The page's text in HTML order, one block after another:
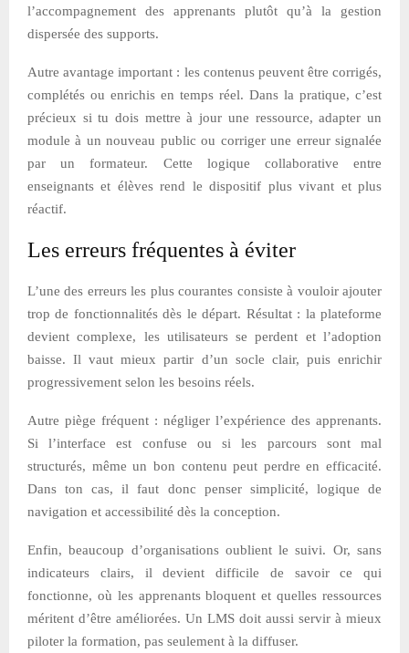
l’accompagnement des apprenants plutôt qu’à la gestion
dispersée des supports.
Autre avantage important : les contenus peuvent être corrigés,
complétés ou enrichis en temps réel. Dans la pratique, c’est
précieux si tu dois mettre à jour une ressource, adapter un
module à un nouveau public ou corriger une erreur signalée
par un formateur. Cette logique collaborative entre
enseignants et élèves rend le dispositif plus vivant et plus
réactif.
Les erreurs fréquentes à éviter
L’une des erreurs les plus courantes consiste à vouloir ajouter
trop de fonctionnalités dès le départ. Résultat : la plateforme
devient complexe, les utilisateurs se perdent et l’adoption
baisse. Il vaut mieux partir d’un socle clair, puis enrichir
progressivement selon les besoins réels.
Autre piège fréquent : négliger l’expérience des apprenants.
Si l’interface est confuse ou si les parcours sont mal
structurés, même un bon contenu peut perdre en efficacité.
Dans ton cas, il faut donc penser simplicité, logique de
navigation et accessibilité dès la conception.
Enfin, beaucoup d’organisations oublient le suivi. Or, sans
indicateurs clairs, il devient difficile de savoir ce qui
fonctionne, où les apprenants bloquent et quelles ressources
méritent d’être améliorées. Un LMS doit aussi servir à mieux
piloter la formation, pas seulement à la diffuser.